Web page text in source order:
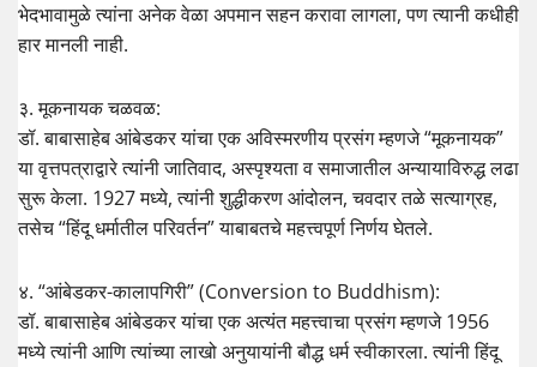
भेदभावामुळे त्यांना अनेक वेळा अपमान सहन करावा लागला, पण त्यानी कधीही
हार मानली नाही.
३. मूकनायक चळवळ:
डॉ. बाबासाहेब आंबेडकर यांचा एक अविस्मरणीय प्रसंग म्हणजे “मूकनायक”
या वृत्तपत्राद्वारे त्यांनी जातिवाद, अस्पृश्यता व समाजातील अन्यायाविरुद्ध लढा
सुरू केला. 1927 मध्ये, त्यांनी शुद्धीकरण आंदोलन, चवदार तळे सत्याग्रह,
तसेच “हिंदू धर्मातील परिवर्तन” याबाबतचे महत्त्वपूर्ण निर्णय घेतले.
४. “आंबेडकर-कालापगिरी” (Conversion to Buddhism):
डॉ. बाबासाहेब आंबेडकर यांचा एक अत्यंत महत्त्वाचा प्रसंग म्हणजे 1956
मध्ये त्यांनी आणि त्यांच्या लाखो अनुयायांनी बौद्ध धर्म स्वीकारला. त्यांनी हिंदू